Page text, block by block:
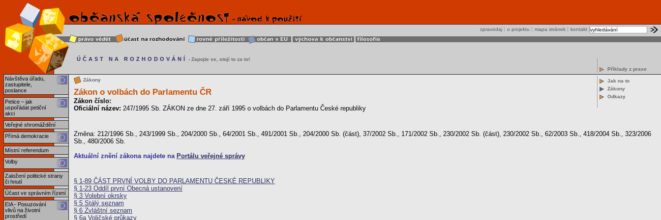
kontakt
mapa stránek
o projektu
zpravodaj
Návštěva úřadu,
zastupitele,
poslance
Petice – jak
uspořádat petiční
akci
Veřejné shromáždění
Přímá demokracie
Místní referendum
Volby
Založení politické strany
či hnutí
Účast ve správním řízení
EIA - Posuzování
vlivů na životní
prostředí
ÚČAST NA ROZHODOVÁNÍ
- Zapojte se, stojí to za to!
Příklady z praxe
Jak na to
Zákony
Odkazy
Zákony
Zákon o volbách do Parlamentu ČR
Zákon číslo:
Oficiální název: 247/1995 Sb. ZÁKON ze dne 27. září 1995 o volbách do Parlamentu České republiky
Změna: 212/1996 Sb., 243/1999 Sb., 204/2000 Sb., 64/2001 Sb., 491/2001 Sb., 204/2000 Sb. (část), 37/2002 Sb., 171/2002 Sb., 230/2002 Sb. (část), 230/2002 Sb., 62/2003 Sb., 418/2004 Sb., 323/2006
Sb., 480/2006 Sb.
Aktuální znění zákona najdete na Portálu veřejné správy
§ 1-89 ČÁST PRVNÍ VOLBY DO PARLAMENTU ČESKÉ REPUBLIKY
§ 1-23 Oddíl první Obecná ustanovení
§ 3 Volební okrsky
§ 5 Stálý seznam
§ 6 Zvláštní seznam
§ 6a Voličské průkazy